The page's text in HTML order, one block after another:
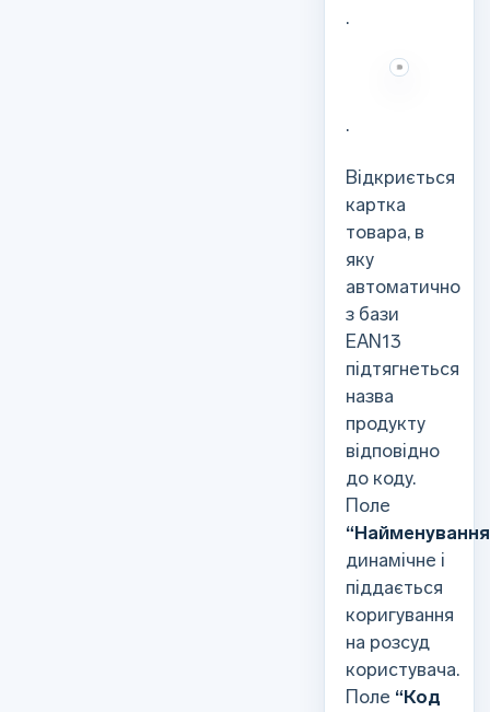
.
.
Відкриється
картка
товара, в
яку
автоматично
з бази
EAN13
підтягнеться
назва
продукту
відповідно
до коду.
Поле
динамічне і
піддається
коригування
на розсуд
користувача.
Поле “Код